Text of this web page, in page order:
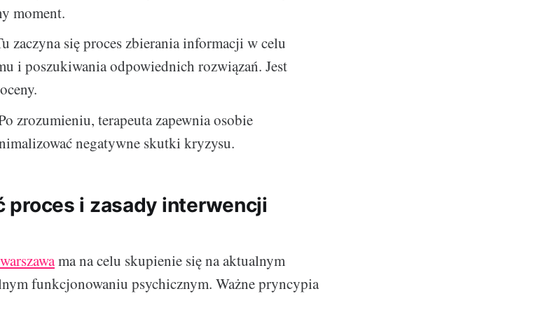
moment.
zaczyna się proces zbierania informacji w celu
i poszukiwania odpowiednich rozwiązań. Jest
zrozumieniu, terapeuta zapewnia osobie
negatywne skutki kryzysu.
proces i zasady interwencji
ma na celu skupienie się na aktualnym
funkcjonowaniu psychicznym. Ważne pryncypia